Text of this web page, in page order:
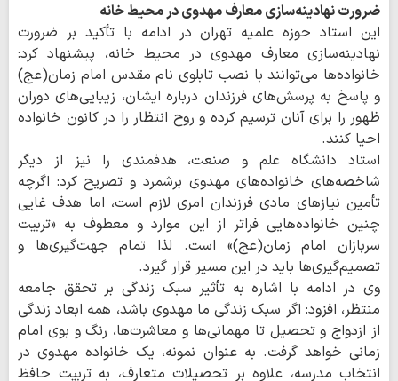
ضرورت نهادینه‌سازی معارف مهدوی در محیط خانه
این استاد حوزه علمیه تهران در ادامه با تأکید بر ضرورت
نهادینه‌سازی معارف مهدوی در محیط خانه، پیشنهاد کرد:
خانواده‌ها می‌توانند با نصب تابلوی نام مقدس امام زمان(عج)
و پاسخ به پرسش‌های فرزندان درباره ایشان، زیبایی‌های دوران
ظهور را برای آنان ترسیم کرده و روح انتظار را در کانون خانواده
احیا کنند.
استاد دانشگاه علم و صنعت، هدفمندی را نیز از دیگر
شاخصه‌های خانواده‌های مهدوی برشمرد و تصریح کرد: اگرچه
تأمین نیازهای مادی فرزندان امری لازم است، اما هدف غایی
چنین خانواده‌هایی فراتر از این موارد و معطوف به «تربیت
سربازان امام زمان(عج)» است. لذا تمام جهت‌گیری‌ها و
تصمیم‌گیری‌ها باید در این مسیر قرار گیرد.
وی در ادامه با اشاره به تأثیر سبک زندگی بر تحقق جامعه
منتظر، افزود: اگر سبک زندگی ما مهدوی باشد، همه ابعاد زندگی
از ازدواج و تحصیل تا مهمانی‌ها و معاشرت‌ها، رنگ و بوی امام
زمانی خواهد گرفت. به عنوان نمونه، یک خانواده مهدوی در
انتخاب مدرسه، علاوه بر تحصیلات متعارف، به تربیت حافظ